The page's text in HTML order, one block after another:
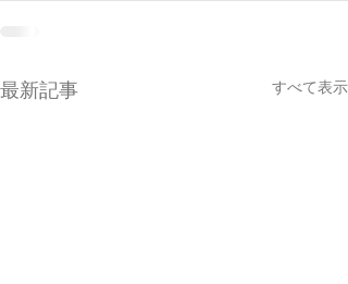
最新記事 すべて表示